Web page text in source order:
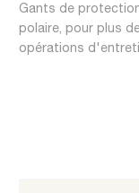
Gants de
polaire, pour plus
opérations